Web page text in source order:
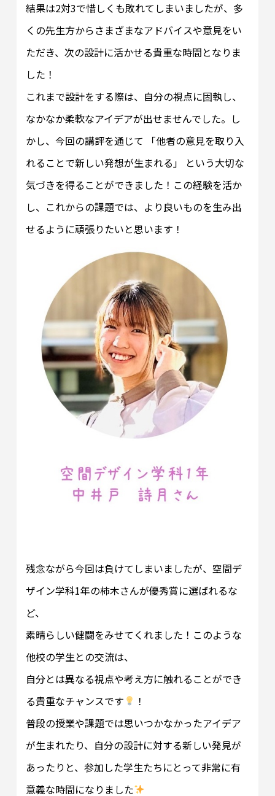
結果は2対3で惜しくも敗れてしまいましたが、多
くの先生方からさまざまなアドバイスや意見をい
ただき、次の設計に活かせる貴重な時間となりま
した！
これまで設計をする際は、自分の視点に固執し、
なかなか柔軟なアイデアが出せませんでした。し
かし、今回の講評を通じて 「他者の意見を取り入
れることで新しい発想が生まれる」 という大切な
気づきを得ることができました！この経験を活か
し、これからの課題では、より良いものを生み出
せるように頑張りたいと思います！
残念ながら今回は負けてしまいましたが、空間デ
ザイン学科1年の柿木さんが優秀賞に選ばれるな
ど、
素晴らしい健闘をみせてくれました！このような
他校の学生との交流は、
自分とは異なる視点や考え方に触れることができ
る貴重なチャンスです
！
普段の授業や課題では思いつかなかったアイデア
が生まれたり、自分の設計に対する新しい発見が
あったりと、参加した学生たちにとって非常に有
意義な時間になりました